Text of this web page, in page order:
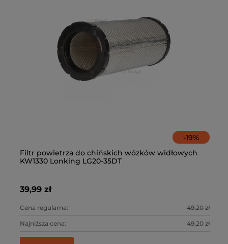
-19%
Filtr powietrza do chińskich wózków widłowych
KW1330 Lonking LG20-35DT
39,99 zł
Cena regularna: 49,20 zł
Najniższa cena: 49,20 zł